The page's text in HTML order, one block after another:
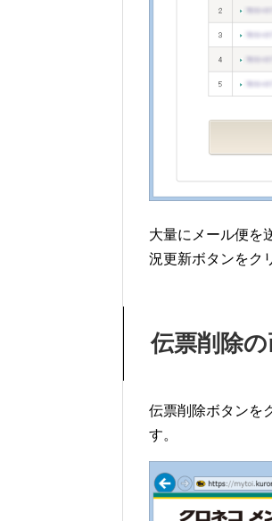
大量にメール便を
況更新ボタンをク
伝票削除
伝票削除ボタンを
す。